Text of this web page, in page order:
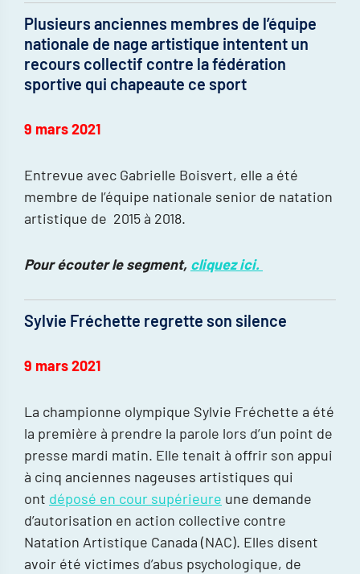
Plusieurs anciennes membres de l’équipe
nationale de nage artistique intentent un
recours collectif contre la fédération
sportive qui chapeaute ce sport
9 mars 2021
Entrevue avec Gabrielle Boisvert, elle a été
membre de l’équipe nationale senior de natation
artistique de 2015 à 2018.
Pour écouter le segment, cliquez ici.
Sylvie Fréchette regrette son silence
9 mars 2021
La championne olympique Sylvie Fréchette a été
la première à prendre la parole lors d’un point de
presse mardi matin. Elle tenait à offrir son appui
à cinq anciennes nageuses artistiques qui
ont déposé en cour supérieure une demande
d’autorisation en action collective contre
Natation Artistique Canada (NAC). Elles disent
avoir été victimes d’abus psychologique, de